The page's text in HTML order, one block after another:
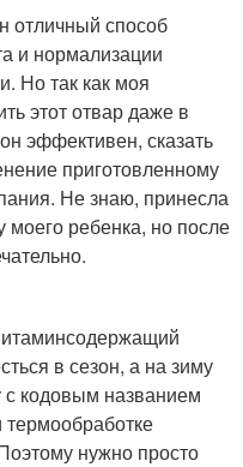
отличный способ
и нормализации
Но так как моя
этот отвар даже в
эффективен, сказать
приготовленному
Не знаю, принесла
моего ребенка, но после
в сезон, а на зиму
с кодовым названием
нужно просто